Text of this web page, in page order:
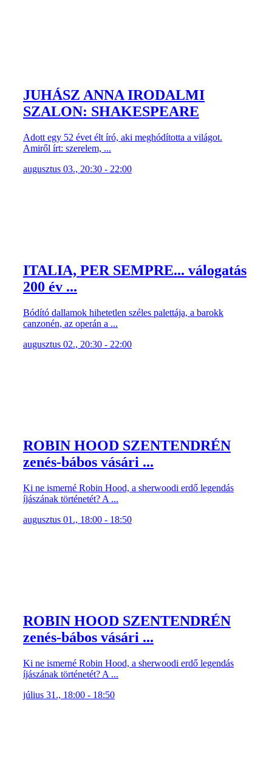
JUHÁSZ ANNA IRODALMI
SZALON: SHAKESPEARE
Adott egy 52 évet élt író, aki meghódította a világot.
Amiről írt: szerelem, ...
augusztus 03., 20:30 - 22:00
ITALIA, PER SEMPRE... válogatás
200 év ...
Bódító dallamok hihetetlen széles palettája, a barokk
canzonén, az operán a ...
augusztus 02., 20:30 - 22:00
ROBIN HOOD SZENTENDRÉN
zenés-bábos vásári ...
Ki ne ismerné Robin Hood, a sherwoodi erdő legendás
íjászának történetét? A ...
augusztus 01., 18:00 - 18:50
ROBIN HOOD SZENTENDRÉN
zenés-bábos vásári ...
Ki ne ismerné Robin Hood, a sherwoodi erdő legendás
íjászának történetét? A ...
július 31., 18:00 - 18:50